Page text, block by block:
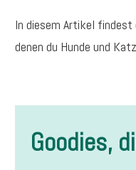
In diesem Artikel findest
denen du Hunde und
Goodies,